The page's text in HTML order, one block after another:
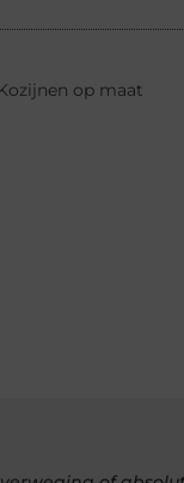
Kozijnen op maat